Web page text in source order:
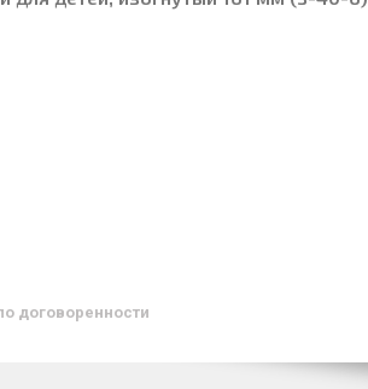
договоренности